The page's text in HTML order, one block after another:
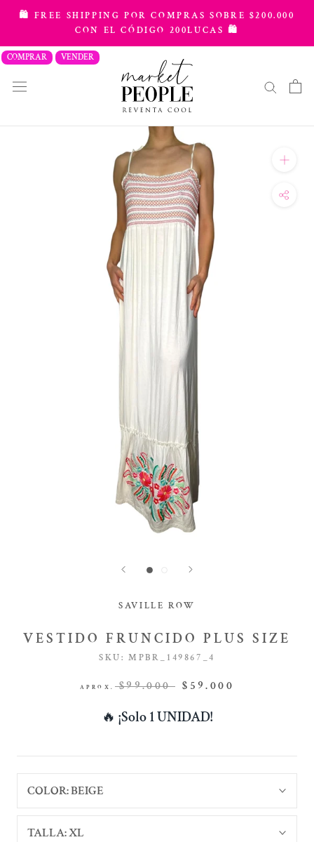
saltar
contenido
🛍️ FREE SHIPPING POR COMPRAS SOBRE $200.000
CON EL CÓDIGO 200LUCAS 🛍️
COMPRAR VENDER
SAVILLE ROW
VESTIDO FRUNCIDO PLUS SIZE
SKU:MPBR_149867_4
APROX. $99.000 $59.000
🔥 ¡Solo 1 UNIDAD!
COLOR:BEIGE
TALLA:XL